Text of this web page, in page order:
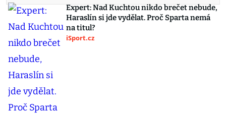
Expert: Nad Kuchtou nikdo brečet nebude,
Haraslín si jde vydělat. Proč Sparta nemá
na titul?
iSport.cz